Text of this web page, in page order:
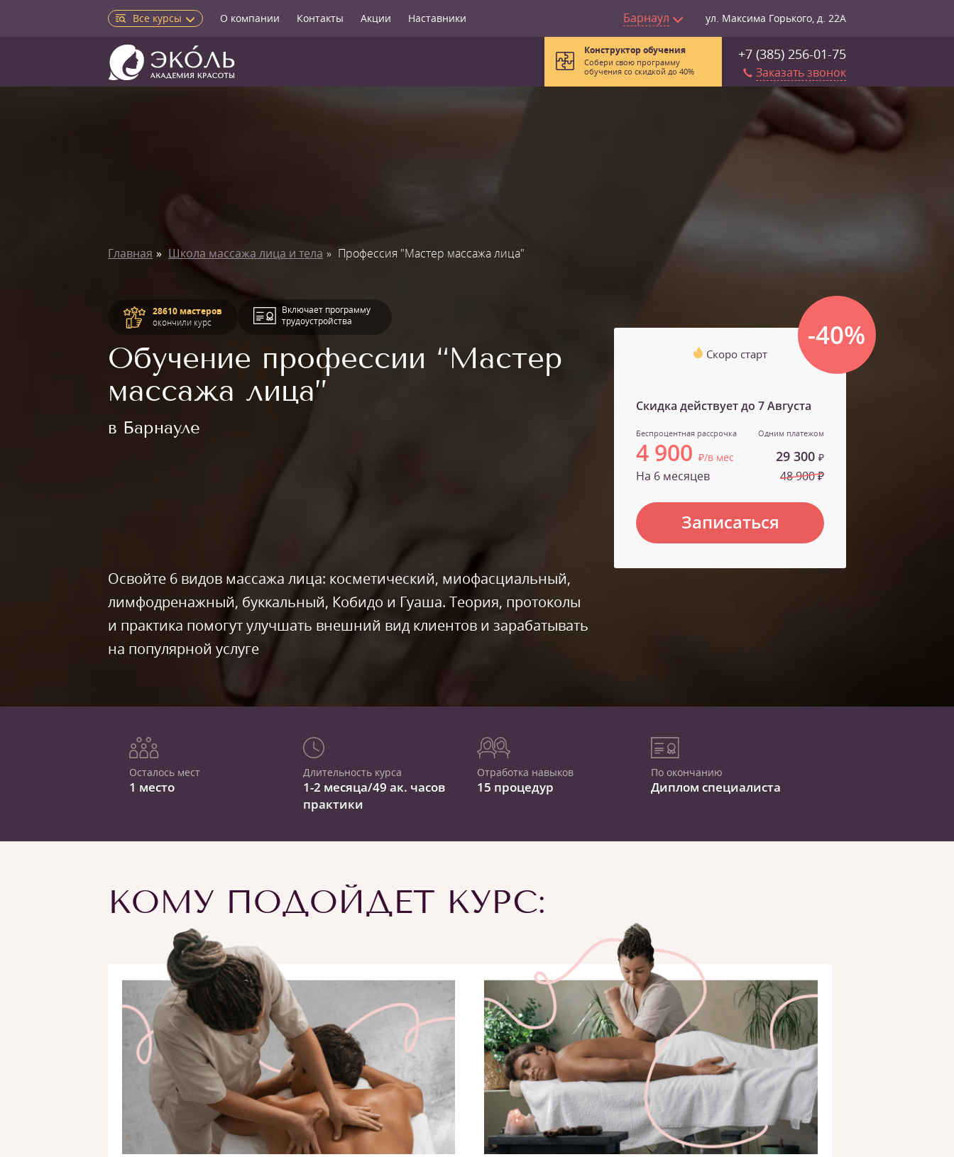
Все курсы О компании Контакты Акции Наставники Барнаул ул. Максима Горького, д. 22А
+7 (385) 256-01-75
Заказать звонок
Конструктор обучения
Собери свою программу
обучения со скидкой до 40%
Главная Школа массажа лица и тела Профессия "Мастер массажа лица"
28610 мастеров
окончили курс
Включает программу
трудоустройства
Обучение профессии “Мастер
массажа лица”
в Барнауле
Освойте 6 видов массажа лица: косметический, миофасциальный,
лимфодренажный, буккальный, Кобидо и Гуаша. Теория, протоколы
и практика помогут улучшать внешний вид клиентов и зарабатывать
на популярной услуге
-40%
Скоро старт
Скидка действует до7 Августа
Беспроцентная рассрочка
4 900₽/в мес
На 6 месяцев
Одним платежом
29 300 ₽
48 900 ₽
Записаться
Осталось мест
1 место
Длительность курса
1-2 месяца/49 ак. часов
практики
Отработка навыков
15 процедур
По окончанию
Диплом специалиста
КОМУ ПОДОЙДЕТ КУРС: